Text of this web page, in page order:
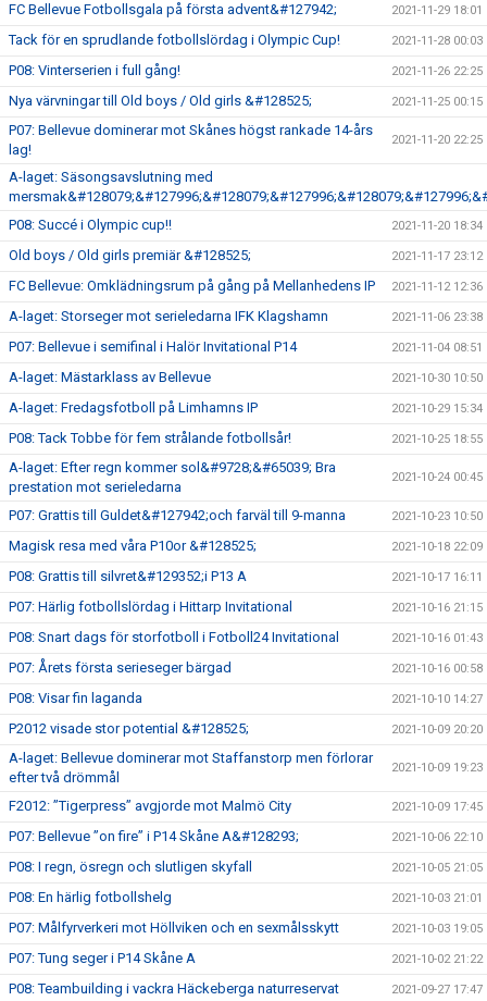
FC Bellevue Fotbollsgala på första advent&#127942; 2021-11-29 18:01
Tack för en sprudlande fotbollslördag i Olympic Cup! 2021-11-28 00:03
P08: Vinterserien i full gång! 2021-11-26 22:25
Nya värvningar till Old boys / Old girls &#128525; 2021-11-25 00:15
P07: Bellevue dominerar mot Skånes högst rankade 14-års
lag!
2021-11-20 22:25
A-laget: Säsongsavslutning med
P08: Succé i Olympic cup!!
2021-11-20 18:34
Old boys / Old girls premiär &#128525; 2021-11-17 23:12
FC Bellevue: Omklädningsrum på gång på Mellanhedens IP 2021-11-12 12:36
A-laget: Storseger mot serieledarna IFK Klagshamn 2021-11-06 23:38
P07: Bellevue i semifinal i Halör Invitational P14 2021-11-04 08:51
A-laget: Mästarklass av Bellevue 2021-10-30 10:50
A-laget: Fredagsfotboll på Limhamns IP 2021-10-29 15:34
P08: Tack Tobbe för fem strålande fotbollsår! 2021-10-25 18:55
A-laget: Efter regn kommer sol&#9728;&#65039; Bra
prestation mot serieledarna
2021-10-24 00:45
P07: Grattis till Guldet&#127942;och farväl till 9-manna 2021-10-23 10:50
Magisk resa med våra P10or &#128525; 2021-10-18 22:09
P08: Grattis till silvret&#129352;i P13 A 2021-10-17 16:11
P07: Härlig fotbollslördag i Hittarp Invitational 2021-10-16 21:15
P08: Snart dags för storfotboll i Fotboll24 Invitational 2021-10-16 01:43
P07: Årets första serieseger bärgad 2021-10-16 00:58
P08: Visar fin laganda 2021-10-10 14:27
P2012 visade stor potential &#128525; 2021-10-09 20:20
A-laget: Bellevue dominerar mot Staffanstorp men förlorar
efter två drömmål
2021-10-09 19:23
F2012: ”Tigerpress” avgjorde mot Malmö City 2021-10-09 17:45
P07: Bellevue ”on fire” i P14 Skåne A&#128293; 2021-10-06 22:10
P08: I regn, ösregn och slutligen skyfall 2021-10-05 21:05
P08: En härlig fotbollshelg 2021-10-03 21:01
P07: Målfyrverkeri mot Höllviken och en sexmålsskytt 2021-10-03 19:05
P07: Tung seger i P14 Skåne A 2021-10-02 21:22
P08: Teambuilding i vackra Häckeberga naturreservat 2021-09-27 17:47